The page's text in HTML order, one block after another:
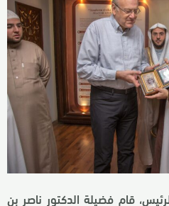
قام فضيلة الدكتور ناصر بن